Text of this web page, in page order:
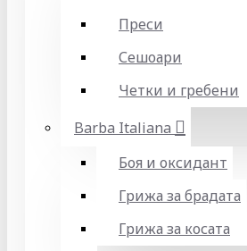
Преси
Сешоари
Четки и гребени
Barba Italiana
Боя и оксидант
Грижа за брадата
Грижа за косата